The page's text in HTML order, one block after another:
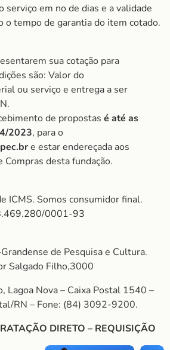
serviço em no de dias e a validade
o tempo de garantia do item cotado.
sua cotação para
são: Valor do
ou serviço e entrega a ser
de propostas é até as
2023, para o
e estar endereçada aos
Compras desta fundação.
ICMS. Somos consumidor final.
0001-93
de Pesquisa e Cultura.
Salgado Filho,3000
Lagoa Nova – Caixa Postal 1540 –
RN – Fone: (84) 3092-9200.
DIRETO – REQUISIÇÃO